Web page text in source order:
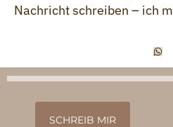
Nachricht schreiben – ich
SCHREIB MIR